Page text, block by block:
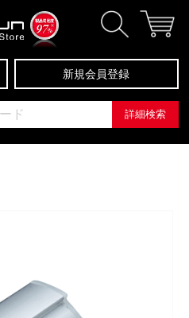
新規会員登録
詳細検索